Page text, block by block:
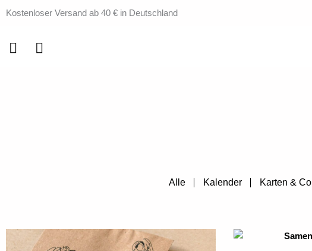
Kostenloser Versand ab 40 € in Deutschland
Alle Kalender Karten & Co